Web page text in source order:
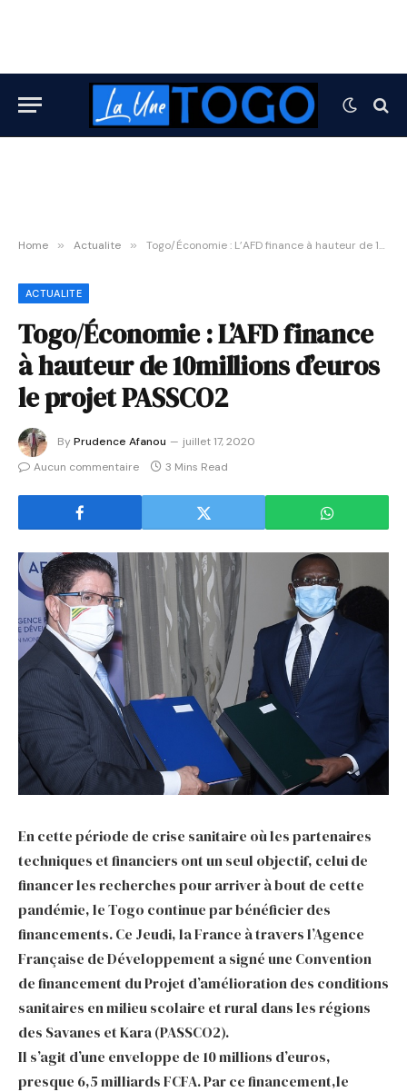
Home » Actualite » Togo/Économie : L’AFD finance à hauteur de 10millions d’euros le projet PASSCO2
ACTUALITE
Togo/Économie : L’AFD finance
à hauteur de 10millions d’euros
le projet PASSCO2
ByPrudence Afanou
juillet 17, 2020
Aucun commentaire
3 Mins Read
En cette période de crise sanitaire où les partenaires
techniques et financiers ont un seul objectif, celui de
financer les recherches pour arriver à bout de cette
pandémie, le Togo continue par bénéficier des
financements. Ce Jeudi, la France à travers l’Agence
Française de Développement a signé une Convention
de financement du Projet d’amélioration des conditions
sanitaires en milieu scolaire et rural dans les régions
des Savanes et Kara (PASSCO2).
Il s’agit d’une enveloppe de 10 millions d’euros,
presque 6,5 milliards FCFA. Par ce financement,le